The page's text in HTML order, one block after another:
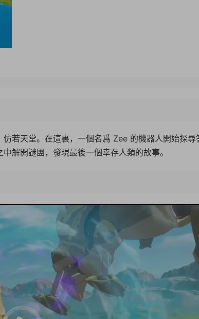
若天堂。在這裏，一個名爲 Zee 的機器人開始探尋
解開謎團，發現最後一個幸存人類的故事。